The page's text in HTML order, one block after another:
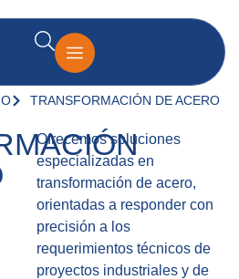
TRANSFORMACIÓN DE ACERO
Ofrecemos soluciones
especializadas en
transformación de acero,
orientadas a responder con
precisión a los
requerimientos técnicos de
proyectos industriales y de